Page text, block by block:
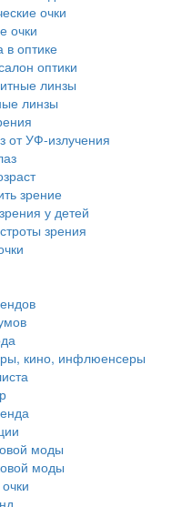
очки
очки
в оптике
оптики
линзы
линзы
от УФ-излучения
зрение
у детей
зрения
кино, инфлюенсеры
моды
моды